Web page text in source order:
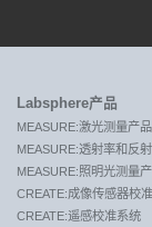
Labsphere产品
MEASURE:激光测量产品
MEASURE:透射率和反
MEASURE:照明光测量
CREATE:成像传感器校
CREATE:遥感校准系统